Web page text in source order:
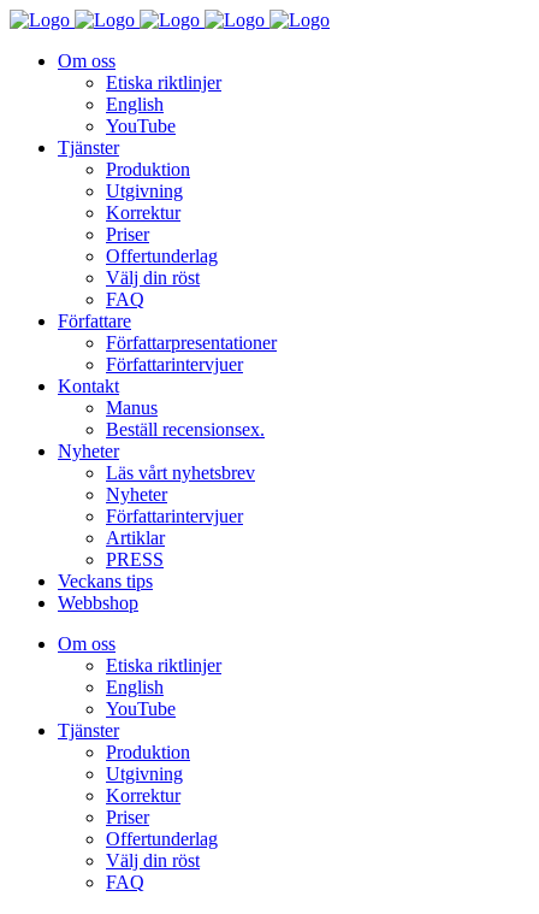
Om oss
Etiska riktlinjer
English
YouTube
Tjänster
Produktion
Utgivning
Korrektur
Priser
Offertunderlag
Välj din röst
FAQ
Författare
Författarpresentationer
Författarintervjuer
Kontakt
Manus
Beställ recensionsex.
Nyheter
Läs vårt nyhetsbrev
Nyheter
Författarintervjuer
Artiklar
PRESS
Veckans tips
Webbshop
Om oss
Etiska riktlinjer
English
YouTube
Tjänster
Produktion
Utgivning
Korrektur
Priser
Offertunderlag
Välj din röst
FAQ